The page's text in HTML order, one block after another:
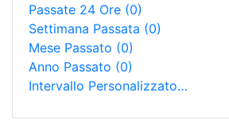
Passate 24 Ore (0)
Settimana Passata (0)
Mese Passato (0)
Anno Passato (0)
Intervallo Personalizzato…